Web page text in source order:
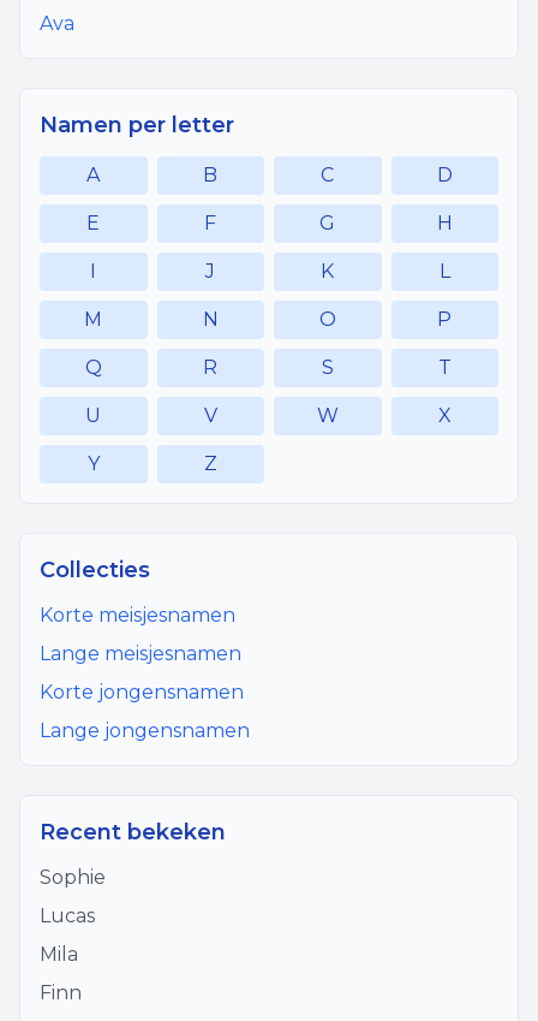
Ava
Namen per letter
A B C D
E F G H
I J K L
M N O P
Q R S T
U V W X
Y Z
Collecties
Korte meisjesnamen
Lange meisjesnamen
Korte jongensnamen
Lange jongensnamen
Recent bekeken
Sophie
Lucas
Mila
Finn